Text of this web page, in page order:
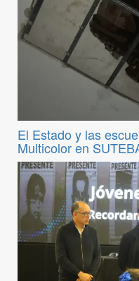
El Estado y las
Multicolor en